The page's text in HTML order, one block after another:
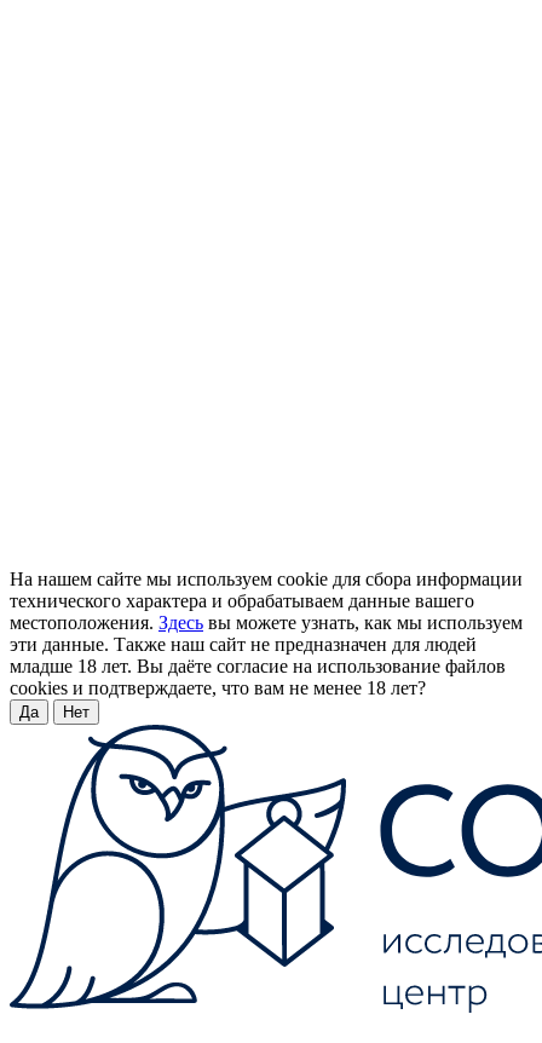
На нашем сайте мы используем cookie для сбора информации
технического характера и обрабатываем данные вашего
местоположения. Здесь вы можете узнать, как мы используем
эти данные. Также наш сайт не предназначен для людей
младше 18 лет. Вы даёте согласие на использование файлов
cookies и подтверждаете, что вам не менее 18 лет?
Да Нет